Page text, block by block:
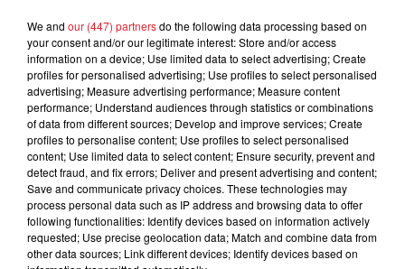
0:00 1 min 51 sec
3 juin 2026 - 1 min 51 sec
We and our (447) partnersdo the following data processing based on
your consent and/or our legitimate interest: Store and/or access
information on a device; Use limited data to select advertising; Create
profiles for personalised advertising; Use profiles to select personalised
advertising; Measure advertising performance; Measure content
performance; Understand audiences through statistics or combinations
of data from different sources; Develop and improve services; Create
profiles to personalise content; Use profiles to select personalised
content; Use limited data to select content; Ensure security, prevent and
detect fraud, and fix errors; Deliver and present advertising and content;
Save and communicate privacy choices. These technologies may
process personal data such as IP address and browsing data to offer
following functionalities: Identify devices based on information actively
requested; Use precise geolocation data; Match and combine data from
other data sources; Link different devices; Identify devices based on